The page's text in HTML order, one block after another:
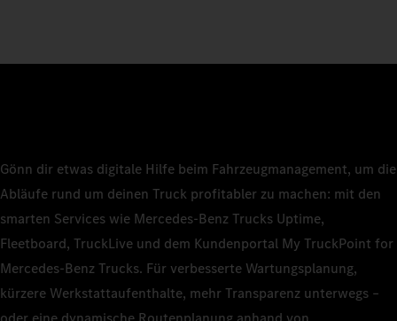
Gönn dir etwas digitale Hilfe beim Fahrzeugmanagement, um die
Abläufe rund um deinen Truck profitabler zu machen: mit den
smarten Services wie Mercedes‑Benz Trucks Uptime,
Fleetboard, TruckLive und dem Kundenportal My TruckPoint for
Mercedes‑Benz Trucks. Für verbesserte Wartungsplanung,
kürzere Werkstattaufenthalte, mehr Transparenz unterwegs –